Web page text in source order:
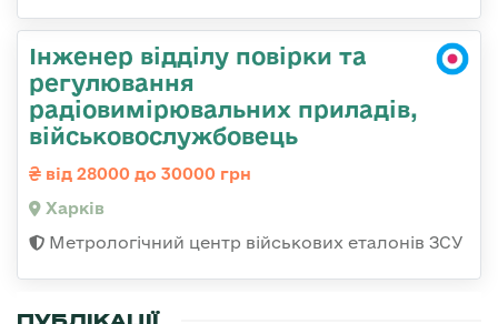
Інженер відділу повірки та
регулювання
радіовимірювальних приладів,
військовослужбовець
від 28000 до 30000 грн
Харків
Метрологічний центр військових еталонів ЗСУ